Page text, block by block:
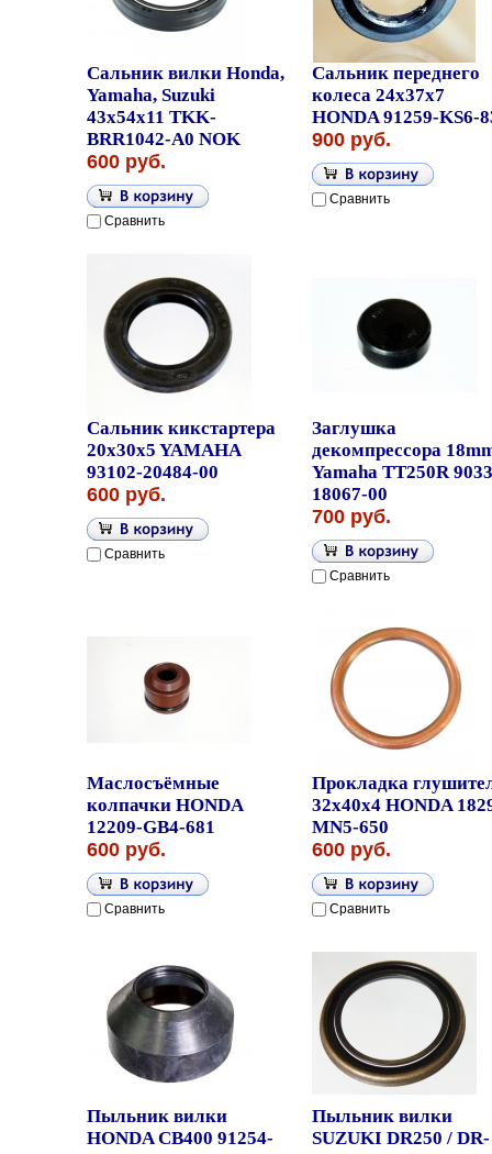
Сальник вилки Honda,
Yamaha, Suzuki
43x54x11 TKK-
BRR1042-A0 NOK
600 руб.
Сравнить
Сальник переднего
колеса 24x37x7
HONDA 91259-KS6-
900 руб.
Сравнить
Сальник кикстартера
20x30x5 YAMAHA
93102-20484-00
600 руб.
Сравнить
Заглушка
декомпрессора
Yamaha TT250R
18067-00
700 руб.
Сравнить
Маслосъёмные
колпачки HONDA
12209-GB4-681
600 руб.
Сравнить
Прокладка
32x40x4 HONDA
MN5-650
600 руб.
Сравнить
Пыльник вилки
HONDA CB400 91254-
Пыльник вилки
SUZUKI DR250 / DR-